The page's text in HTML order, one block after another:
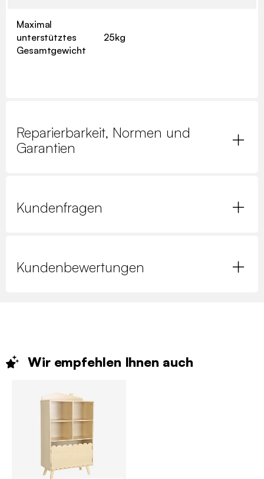
Maximal
unterstütztes
Gesamtgewicht
25kg
Reparierbarkeit, Normen und
Garantien
Kundenfragen
Kundenbewertungen
Wir empfehlen Ihnen auch